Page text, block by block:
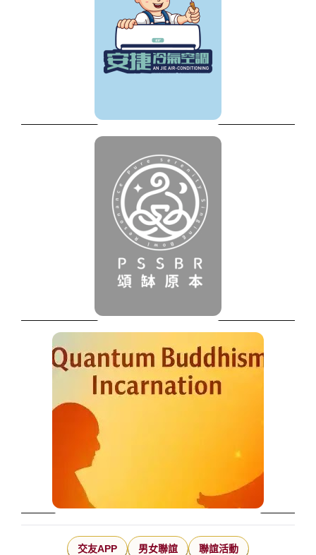
交友APP 男女聯誼 聯誼活動